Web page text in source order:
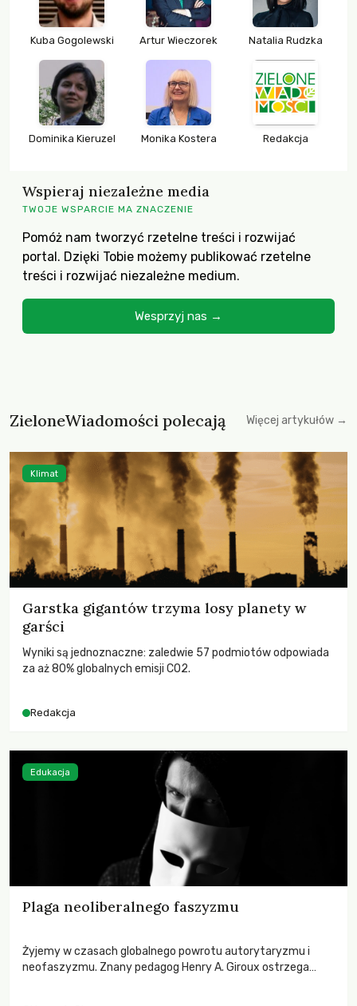
Kuba Gogolewski Artur Wieczorek Natalia Rudzka
Dominika Kieruzel Monika Kostera Redakcja
Wspieraj niezależne media
TWOJE WSPARCIE MA ZNACZENIE
Pomóż nam tworzyć rzetelne treści i rozwijać
portal. Dzięki Tobie możemy publikować rzetelne
treści i rozwijać niezależne medium.
Wesprzyj nas →
ZieloneWiadomości polecają Więcej artykułów →
Garstka gigantów trzyma losy planety w
garści
Wyniki są jednoznaczne: zaledwie 57 podmiotów odpowiada
za aż 80% globalnych emisji CO2.
Redakcja
Klimat
Plaga neoliberalnego faszyzmu
Żyjemy w czasach globalnego powrotu autorytaryzmu i
neofaszyzmu. Znany pedagog Henry A. Giroux ostrzega
Edukacja